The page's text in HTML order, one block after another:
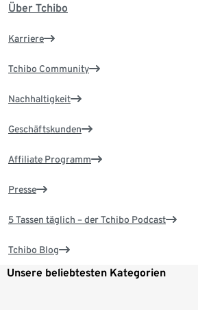
Über Tchibo
Karriere
Tchibo Community
Nachhaltigkeit
Geschäftskunden
Affiliate Programm
Presse
5 Tassen täglich – der Tchibo Podcast
Tchibo Blog
Unsere beliebtesten Kategorien